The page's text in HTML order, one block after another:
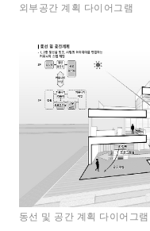
외부공간 계획 다이어그램
동선 및 공간 계획 다이어그램